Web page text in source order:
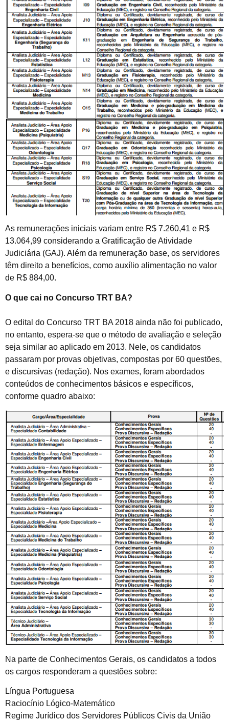
As remunerações iniciais variam entre R$ 7.260,41 e R$
13.064,99 considerando a Gratificação de Atividade
Judiciária (GAJ). Além da remuneração base, os servidores
têm direito a benefícios, como auxílio alimentação no valor
de R$ 884,00.
O que cai no Concurso TRT BA?
O edital do Concurso TRT BA 2018 ainda não foi publicado,
no entanto, espera-se que o método de avaliação e seleção
seja similar ao aplicado em 2013. Nele, os candidatos
passaram por provas objetivas, compostas por 60 questões,
e discursivas (redação). Nos exames, foram abordados
conteúdos de conhecimentos básicos e específicos,
conforme quadro abaixo:
Na parte de Conhecimentos Gerais, os candidatos a todos
os cargos responderam a questões sobre:
Língua Portuguesa
Raciocínio Lógico-Matemático
Regime Jurídico dos Servidores Públicos Civis da União